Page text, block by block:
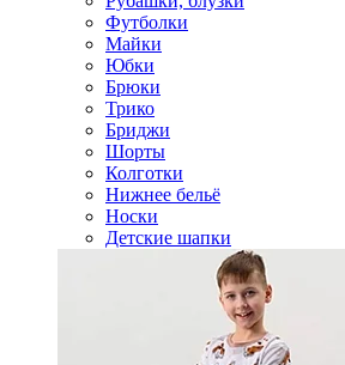
Футболки
Майки
Юбки
Брюки
Трико
Бриджи
Шорты
Колготки
Нижнее бельё
Носки
Детские шапки